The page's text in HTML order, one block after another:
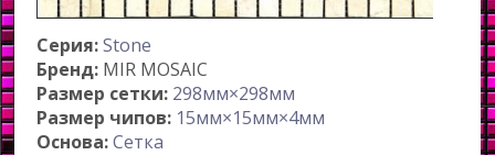
Серия:Stone
Бренд: MIR MOSAIC
Размер сетки: 298мм×298мм
Размер чипов: 15мм×15мм×4мм
Основа:Сетка